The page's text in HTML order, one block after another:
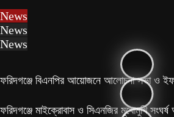
News
News
News
ফরিদগঞ্জে বিএনপির আয়োজনে আলোচনা সভা ও
ফরিদগঞ্জে মাইক্রোবাস ও সিএনজির মুখোমুখি